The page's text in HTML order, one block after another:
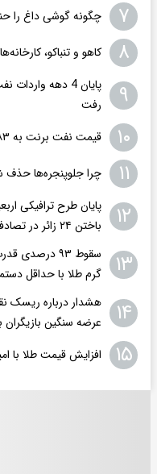
۷ چگونه گوشی داغ را
۸ کاهو و تنباکو،
۹
پایان 4 دهه
رفت
۱۰ قیمت نفت برنت به ۸۳ دلار رسید
۱۱ چرا جلوپنجره‌ها
۱۲
باختن ۲۴ زائر در تصادفات اربعینی
۱۳
گرم طلا با حداقل دستمزد در سال ۸۴
۱۴
هشدار درباره ریسک
عرضه سنگین بازیگران
۱۵ افزایش قیمت طلا با